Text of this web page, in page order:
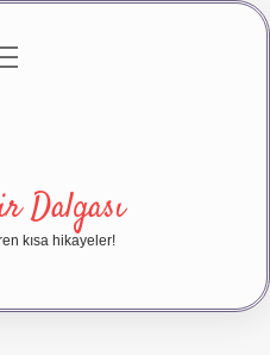
Dalgası
kısa hikayeler!